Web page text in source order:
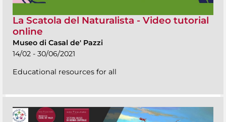
La Scatola del Naturalista - Video tutorial
online
Museo di Casal de' Pazzi
14/02 - 30/06/2021
Educational resources for all